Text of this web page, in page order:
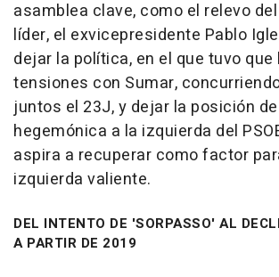
asamblea clave, como el relevo
líder, el exvicepresidente Pablo
dejar la política, en el que tuvo
tensiones con Sumar,
juntos el 23J, y dejar la posición
hegemónica a la izquierda del
aspira a recuperar como factor
izquierda valiente.
DEL INTENTO DE 'SORPASSO' AL
A PARTIR DE 2019